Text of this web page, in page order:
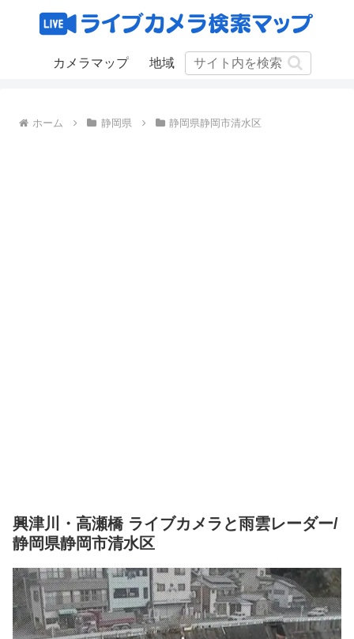
カメラマップ 地域
ホーム 静岡県 静岡県静岡市清水区
興津川・高瀬橋 ライブカメラと雨雲レーダー/
静岡県静岡市清水区